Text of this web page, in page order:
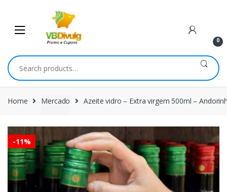
navigation
content
0
Search
for:
Home Mercado Azeite vidro – Extra virgem 500ml –
-11%